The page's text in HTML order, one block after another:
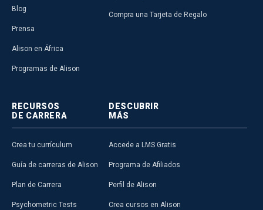
Blog
Prensa
Alison en África
Programas de Alison
Compra una Tarjeta de Regalo
RECURSOS
DE CARRERA
Crea tu currículum
Guía de carreras de Alison
Plan de Carrera
Psychometric Tests
DESCUBRIR
MÁS
Accede a LMS Gratis
Programa de Afiliados
Perfil de Alison
Crea cursos en Alison